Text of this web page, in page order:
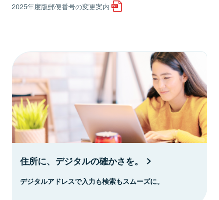
2025年度版郵便番号の変更案内
住所に、デジタルの確かさを。
デジタルアドレスで入力も検索もスムーズに。